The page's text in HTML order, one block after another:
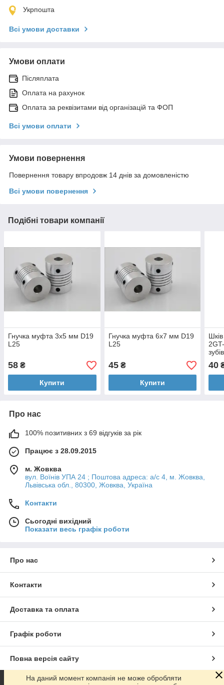
Укрпошта
Всі умови доставки
Умови оплати
Післяплата
Оплата на рахунок
Оплата за реквізитами від організацій та ФОП
Всі умови оплати
Умови повернення
Повернення товару впродовж 14 днів за домовленістю
Всі умови повернення
Подібні товари компанії
Гнучка муфта 3х5 мм D19
L25
58 ₴
Купити
Гнучка муфта 6х7 мм D19
L25
45₴
Купити
40
Про нас
100% позитивних з 69 відгуків за рік
Працює з 28.09.2015
м. Жовква
вул. Воїнів УПА 24 ; Поштова адреса: а/с 4, м. Жовква,
Львівська обл., 80300, Жовква, Україна
Контакти
Сьогодні вихідний
Показати весь графік роботи
Про нас
Контакти
Доставка та оплата
Графік роботи
Повна версія сайту
Сайт створено на маркетплейсіProm.ua
На даний момент компанія не може обробляти